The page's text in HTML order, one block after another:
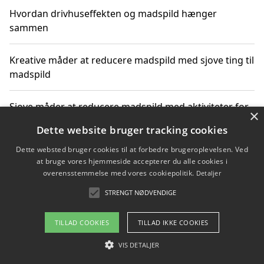
Hvordan drivhuseffekten og madspild hænger
sammen
Kreative måder at reducere madspild med sjove ting til
madspild
Sjove måder at reducere madspild med aktiviteter for
Hvor finder jeg nemme måltidskasser i Vejle
Om / kontakt
Blog Betingelser
×
Dette website bruger tracking cookies
Dette websted bruger cookies til at forbedre brugeroplevelsen. Ved
at bruge vores hjemmeside accepterer du alle cookies i
overensstemmelse med vores cookiepolitik. Detaljer
STRENGT NØDVENDIGE
TILLAD COOKIES TILLAD IKKE COOKIES
VIS DETALJER